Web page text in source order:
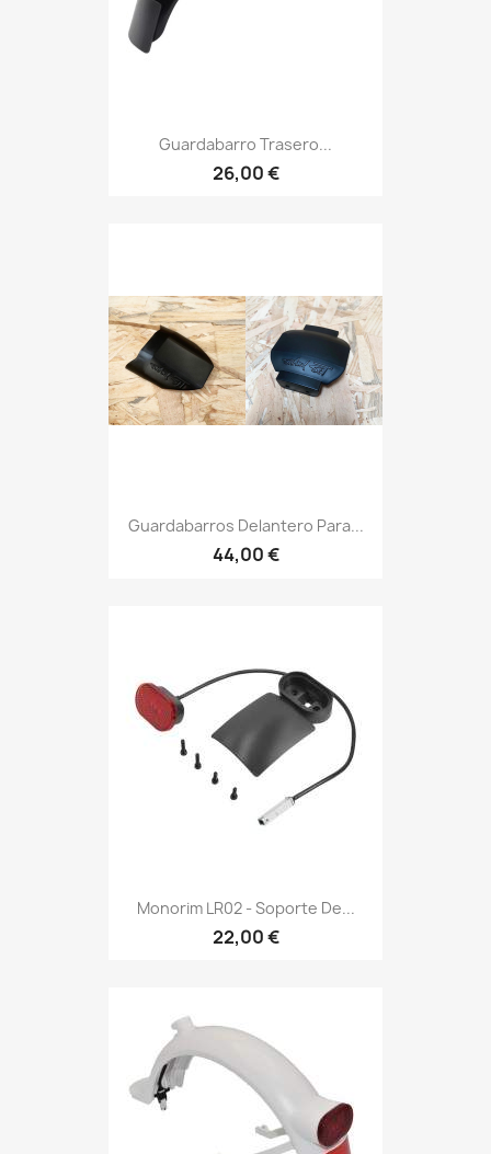
Guardabarro Trasero...
26,00 €
Guardabarros Delantero Para...
44,00 €
Monorim LR02 - Soporte De...
22,00 €